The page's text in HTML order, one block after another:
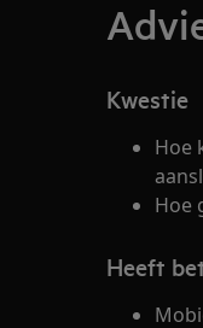
Kwestie
Hoe
Hoe
Heeft